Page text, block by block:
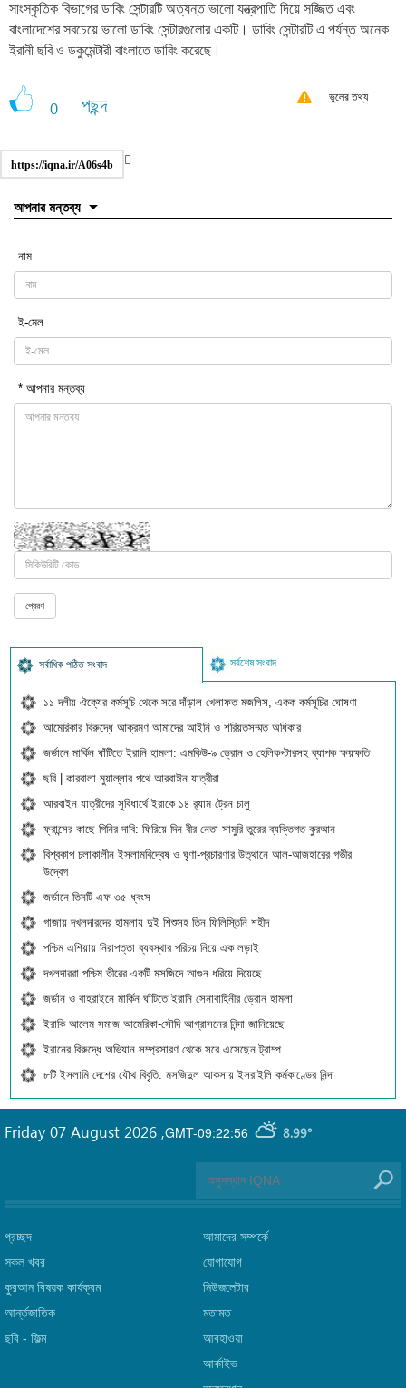
সাংস্কৃতিক বিভাগের ডাবিং সেন্টারটি অত্যন্ত ভালো যন্ত্রপাতি দিয়ে সজ্জিত এবং
বাংলাদেশের সবচেয়ে ভালো ডাবিং সেন্টারগুলোর একটি। ডাবিং সেন্টারটি এ পর্যন্ত অনেক
ইরানী ছবি ও ডকুমেন্টারী বাংলাতে ডাবিং করেছে।
0 পছন্দ ভুলের তথ্য
https://iqna.ir/A06s4b
আপনার মন্তব্য
নাম
ই-মেল
* আপনার মন্তব্য
সর্বাধিক পঠিত সংবাদ সর্বশেষ সংবাদ
১১ দলীয় ঐক্যের কর্মসূচি থেকে সরে দাঁড়াল খেলাফত মজলিস, একক কর্মসূচির ঘোষণা
আমেরিকার বিরুদ্ধে আক্রমণ আমাদের আইনি ও শরিয়তসম্মত অধিকার
জর্ডানে মার্কিন ঘাঁটিতে ইরানি হামলা: এমকিউ-৯ ড্রোন ও হেলিকপ্টারসহ ব্যাপক ক্ষয়ক্ষতি
ছবি | কারবালা মুয়াল্লার পথে আরবাঈন যাত্রীরা
আরবাইন যাত্রীদের সুবিধার্থে ইরাকে ১৪ র‍্যাম ট্রেন চালু
ফ্রান্সের কাছে গিনির দাবি: ফিরিয়ে দিন বীর নেতা সামুরি তুরের ব্যক্তিগত কুরআন
বিশ্বকাপ চলাকালীন ইসলামবিদ্বেষ ও ঘৃণা-প্রচারণার উত্থানে আল-আজহারের গভীর
উদ্বেগ
জর্ডানে তিনটি এফ-৩৫ ধ্বংস
গাজায় দখলদারদের হামলায় দুই শিশুসহ তিন ফিলিস্তিনি শহীদ
পশ্চিম এশিয়ায় নিরাপত্তা ব্যবস্থার পরিচয় নিয়ে এক লড়াই
দখলদাররা পশ্চিম তীরের একটি মসজিদে আগুন ধরিয়ে দিয়েছে
জর্ডান ও বাহরাইনে মার্কিন ঘাঁটিতে ইরানি সেনাবাহিনীর ড্রোন হামলা
ইরাকি আলেম সমাজ আমেরিকা-সৌদি আগ্রাসনের নিন্দা জানিয়েছে
ইরানের বিরুদ্ধে অভিযান সম্প্রসারণ থেকে সরে এসেছেন ট্রাম্প
৮টি ইসলামি দেশের যৌথ বিবৃতি: মসজিদুল আকসায় ইসরাইলি কর্মকাণ্ডের নিন্দা
GMT-09:22:56 8.99°
Friday 07 August 2026 ,
প্রচ্ছদ
সকল খবর
কুরআন বিষয়ক কার্যক্রম
আর্ন্তজাতিক
ছবি‎ - ফিল্ম
আমাদের সম্পর্কে
যোগাযোগ
নিউজলেটার
মতামত
আবহাওয়া
আর্কাইভ